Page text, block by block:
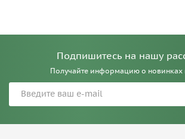
Подпишитесь на нашу
Получайте информацию о